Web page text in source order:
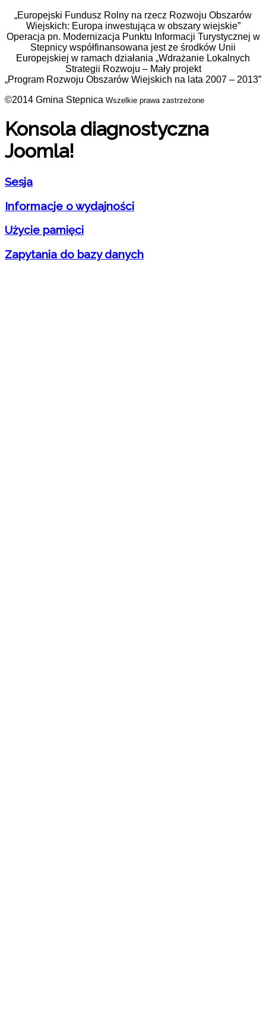
„Europejski Fundusz Rolny na rzecz Rozwoju Obszarów
Wiejskich: Europa inwestująca w obszary wiejskie”
Operacja pn. Modernizacja Punktu Informacji Turystycznej w
Stepnicy współfinansowana jest ze środków Unii
Europejskiej w ramach działania „Wdrażanie Lokalnych
Strategii Rozwoju – Mały projekt
„Program Rozwoju Obszarów Wiejskich na lata 2007 – 2013”
©2014 Gmina Stepnica Wszelkie prawa zastrzeżone
Konsola diagnostyczna
Joomla!
Sesja
Informacje o wydajności
Użycie pamięci
Zapytania do bazy danych